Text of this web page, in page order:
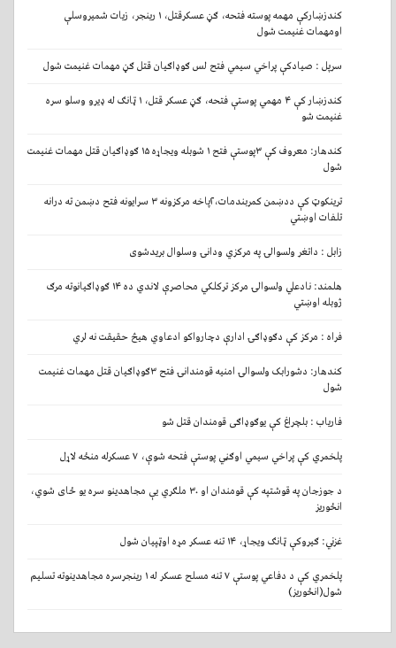
کندزښارکې مهمه پوسته فتحه، ګڼ عسکرقتل، ۱ رینجر، زیات شمیروسلې
اومهمات غنیمت شول
سرپل : صیادکې پراخي سیمي فتح لس ګوډاګيان قتل ګڼ مهمات غنیمت شول
کندزښار کې ۴ مهمي پوستې فتحه، ګڼ عسکر قتل، ۱ ټانګ له ډیرو وسلو سره
غنیمت شو
کندهار: معروف کې ۳پوستې فتح ۱ شوبله ویجاړه ۱۵ ګوډاګیان قتل مهمات غنیمت
شول
ترینکوټ کې ددښمن کمربندمات،۲پاخه مرکزونه ۳ سرایونه فتح دښمن ته درانه
تلفات اوښتي
زابل : داتغر ولسوالۍ په مرکزي ودانۍ وسلوال بریدشوی
هلمند: نادعلي ولسوالۍ مرکز ترکلکي محاصرې لاندي ده ۱۴ ګوډاګیانوته مرګ
ژوبله اوښتي
فراه : مرکز کې دګوډاګۍ ادارې دچارواکو ادعاوي هیڅ حقیقت نه لري
کندهار: دشورابک ولسوالۍ امنیه قومندانۍ فتح ۳ګوډاګیان قتل مهمات غنیمت
شول
فاریاب : بلچراغ کې یوګوډاګی قومندان قتل شو
پلخمري کې پراخي سیمي اوګڼي پوستې فتحه شوې، ۷ عسکرله منځه لاړل
د جوزجان په قوشتپه کې قومندان او ۳۰ ملګري يې مجاهدينو سره يو ځای شوي،
انځوريز
غزني: ګیروکې ټانګ ویجاړ، ۱۴ تنه عسکر مړه اوټپیان شول
پلخمري کې د دفاعي پوستې ۷ تنه مسلح عسکر له ۱ رینجرسره مجاهدینوته تسلیم
شول(انځوریز)